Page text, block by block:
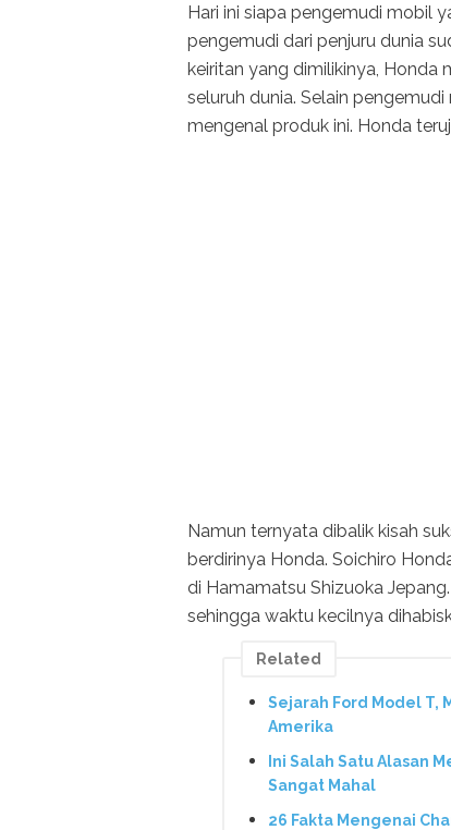
Hari ini siapa pengemudi mobil
pengemudi dari penjuru dunia
keiritan yang dimilikinya, Honda
seluruh dunia. Selain
mengenal produk ini. Honda
Namun ternyata dibalik kisah
berdirinya Honda. Soichiro
di Hamamatsu Shizuoka
sehingga waktu kecilnya
Related
Sejarah Ford Model T,
Amerika
Ini Salah Satu Alasan
Sangat Mahal
26 Fakta Mengenai